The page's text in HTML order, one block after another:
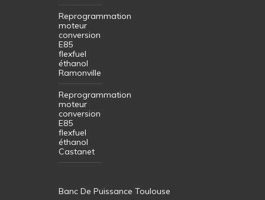
Reprogrammation
moteur
conversion
E85
flexfuel
éthanol
Ramonville
Reprogrammation
moteur
conversion
E85
flexfuel
éthanol
Castanet
Banc De Puissance Toulouse